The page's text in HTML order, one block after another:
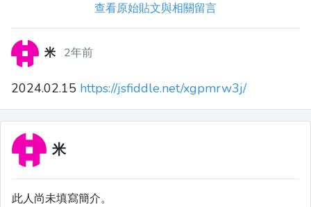
查看原始貼文與相關留言
米 2年前
2024.02.15 https://jsfiddle.net/xgpmrw3j/
米
此人尚未填寫簡介。